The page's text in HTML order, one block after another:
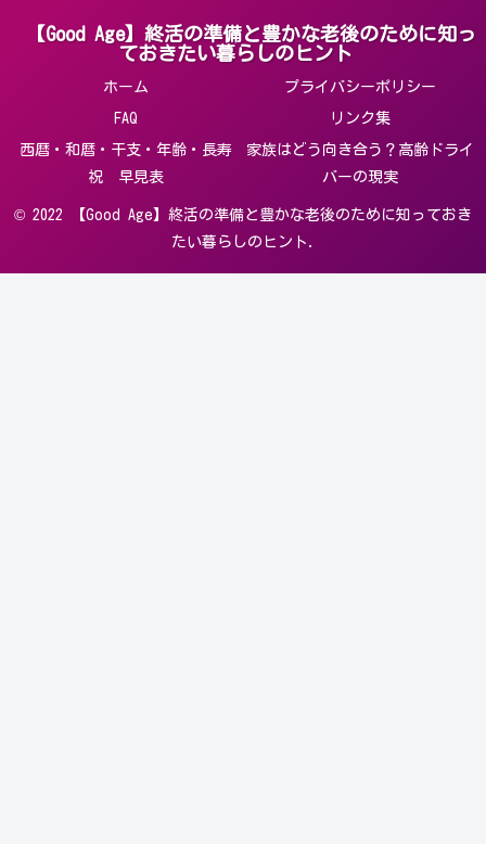
【Good Age】終活の準備と豊かな老後のために知っ
ておきたい暮らしのヒント
ホーム プライバシーポリシー
FAQ リンク集
西暦・和暦・干支・年齢・長寿
祝 早見表
家族はどう向き合う？高齢ドライ
バーの現実
© 2022 【Good Age】終活の準備と豊かな老後のために知っておき
たい暮らしのヒント.